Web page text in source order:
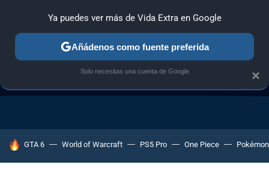
OFERTAS
HOY SE HABLA DE
GTA 6 World of Warcraft PS5 Pro One Piece Pokémon
×
Ya puedes ver más de Vida Extra en Google
Añádenos como fuente preferida
Solo necesitas una cuenta de Google